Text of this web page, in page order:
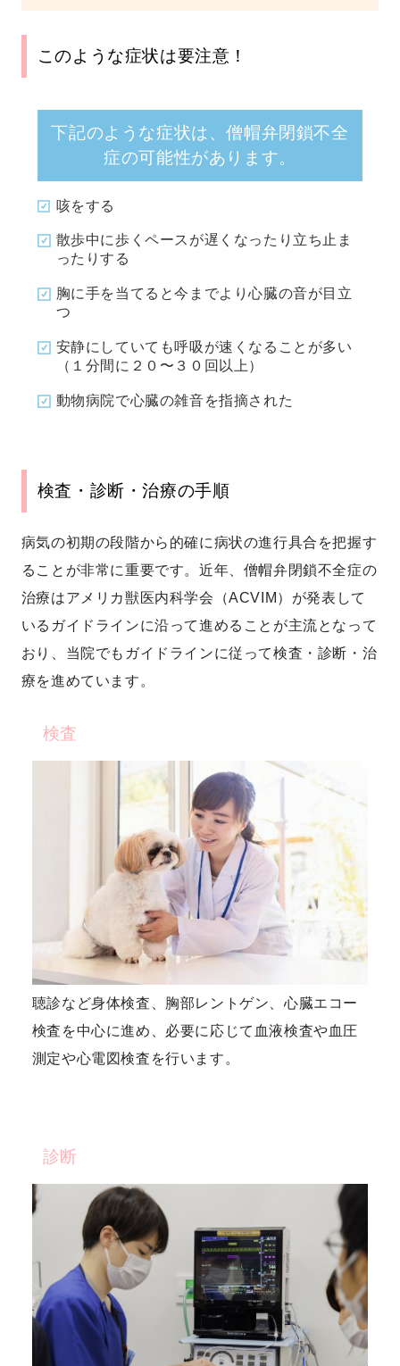
このような症状は要注意！
下記のような症状は、僧帽弁閉鎖不全
症の可能性があります。
咳をする
散歩中に歩くペースが遅くなったり立ち止ま
ったりする
胸に手を当てると今までより心臓の音が目立
つ
安静にしていても呼吸が速くなることが多い
（１分間に２０〜３０回以上）
動物病院で心臓の雑音を指摘された
検査・診断・治療の手順
病気の初期の段階から的確に病状の進行具合を把握す
ることが非常に重要です。近年、僧帽弁閉鎖不全症の
治療はアメリカ獣医内科学会（ACVIM）が発表して
いるガイドラインに沿って進めることが主流となって
おり、当院でもガイドラインに従って検査・診断・治
療を進めています。
検査
聴診など身体検査、胸部レントゲン、心臓エコー
検査を中心に進め、必要に応じて血液検査や血圧
測定や心電図検査を行います。
診断